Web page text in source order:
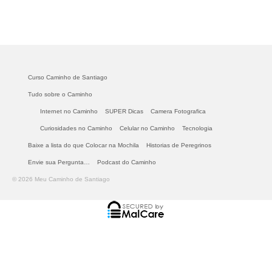
Curso Caminho de Santiago
Tudo sobre o Caminho
Internet no Caminho SUPER Dicas Camera Fotografica
Curiosidades no Caminho Celular no Caminho Tecnologia
Baixe a lista do que Colocar na Mochila Historias de Peregrinos
Envie sua Pergunta… Podcast do Caminho
© 2026 Meu Caminho de Santiago